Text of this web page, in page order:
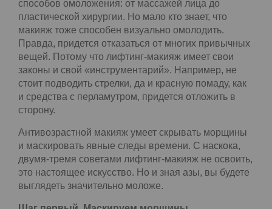
Существует множество чудесных и действенных
способов омоложения: от массажей лица до
пластической хирургии. Но мало кто знает, что
макияж тоже способен визуально омолодить.
Правда, придется отказаться от многих
привычных вещей. Потому что лифтинг-макияж
имеет свои законы и свой «инструментарий».
Например, не стоит подводить стрелки, да и
красную помаду, как и средства с перламутром,
Антивозрастной макияж умеет скрывать
морщины и маскировать явные следы времени.
С наскока, двумя-тремя советами лифтинг-
макияж не освоить, это настоящее искусство. Но